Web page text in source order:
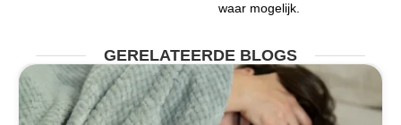
waar mogelijk.
GERELATEERDE BLOGS